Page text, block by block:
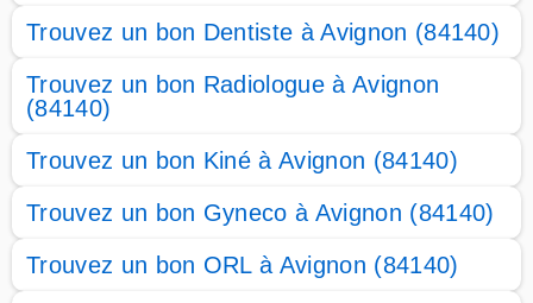
Trouvez un bon Dentiste à Avignon (84140)
Trouvez un bon Radiologue à Avignon
(84140)
Trouvez un bon Kiné à Avignon (84140)
Trouvez un bon Gyneco à Avignon (84140)
Trouvez un bon ORL à Avignon (84140)